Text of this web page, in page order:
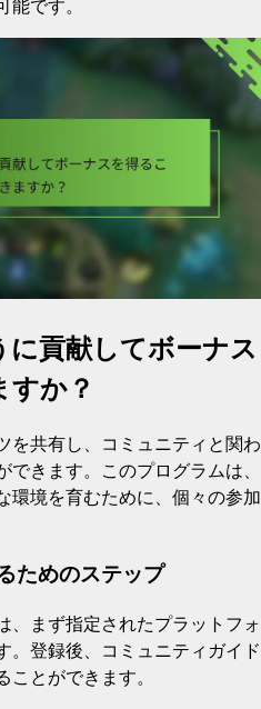
です。
貢献してボーナス
すか？
を共有し、コミュニティと関わ
きます。このプログラムは、
環境を育むために、個々の参加
ためのステップ
、まず指定されたプラットフォ
。登録後、コミュニティガイド
とができます。